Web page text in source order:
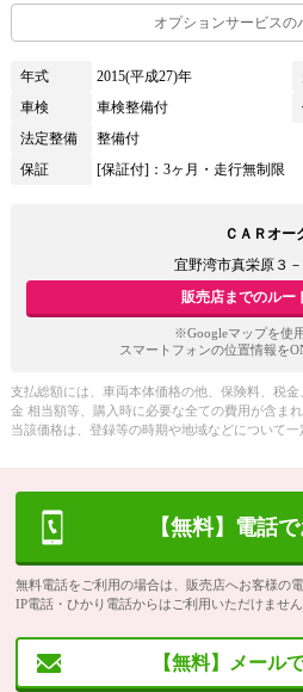
オプションサービスの
年式 2015(平成27)年
車検
車検整備付
法定整備
整備付
保証
[保証付]：3ヶ月・走行無制限
ＣＡＲオー
宜野湾市真栄原３
販売店までのルー
※Googleマップを使
スマートフォンの位置情報を
支払総額には、車両本体価格の他、保険料、税
金 相当額等、購入時に必要な全ての費用が含まれ
当該価格は、登録等の時期や地域などについて一
【無料】電話
無料電話をご利用の場合は、販売店へお客様の
IP電話・ひかり電話からはご利用いただけません
【無料】メール